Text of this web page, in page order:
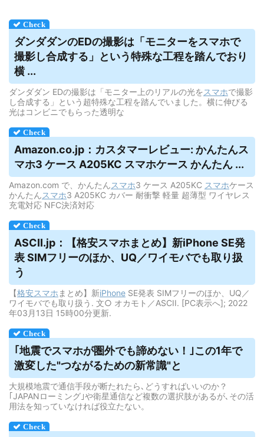
ダンダダンのEDの撮影は「モニターをスマホで
撮影し合成する」という特殊な工程を踏んでおり
横 ...
ダンダダン EDの撮影は「モニター上のリアルの光をスマホで撮影
し合成する」という超特殊な工程を踏んでいました。横に伸びる
光はコンビニでもらった透明な
Amazon.co.jp：カスタマーレビュー: かんたんス
マホ3 ケース A205KC スマホケース かんたん ...
Amazon.com で、かんたんスマホ3 ケース A205KC スマホケース
かんたんスマホ3 A205KC カバー 耐衝撃 軽量 超薄型 ワイヤレス
充電対応 NFC決済対応
ASCII.jp：【格安スマホまとめ】新iPhone SE発
表 SIMフリーのほか、UQ／ワイモバでも取り扱
う
【格安スマホ まとめ】新iPhone SE発表 SIMフリーのほか、UQ／
ワイモバでも取り扱う. 文○ オカモト／ASCII. [PC表示へ]; 2022
年03月13日 15時00分更新.
｢地震でスマホが圏外でも諦めない！｣この1年で
激変した"つながるための新常識"と
大規模地震で通信手段が断たれたら､どうすればいいのか？
｢JAPANローミング｣や衛星通信など複数の選択肢があるが､その活
用法を知っていなければ役立たない。